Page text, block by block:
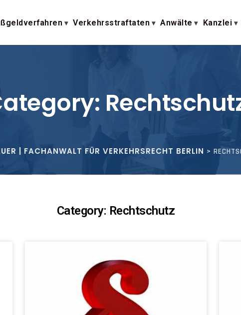
Verkehrsstraftaten Anwälte Kanzlei
| FACHANWALT FÜR VERKEHRSRECHT BERLIN >
Category: Rechtschutz